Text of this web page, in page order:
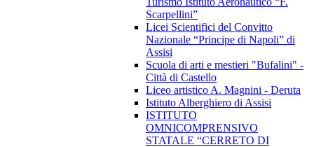
Scarpellini”
Licei Scientifici del Convitto
Nazionale “Principe di Napoli” di
Assisi
Scuola di arti e mestieri "Bufalini" -
Città di Castello
Liceo artistico A. Magnini - Deruta
Istituto Alberghiero di Assisi
ISTITUTO
OMNICOMPRENSIVO
STATALE “CERRETO DI